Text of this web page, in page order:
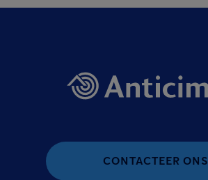
CONTACTEER ONS